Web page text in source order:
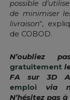
possible
de minimiser
livraison“,
de COBOD.
N’oubliez
gratuitement
FA sur 3D
emploi via
N’hésitez pas